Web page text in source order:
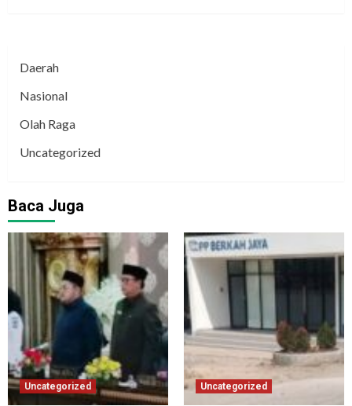
Daerah
Nasional
Olah Raga
Uncategorized
Baca Juga
Uncategorized Uncategorized